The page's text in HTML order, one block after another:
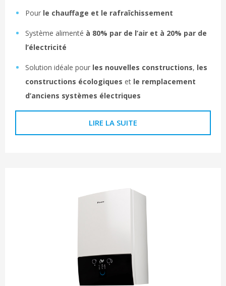
Pour le chauffage et le rafraîchissement
Système alimenté à 80% par de l’air et à 20% par de
l’électricité
Solution idéale pour les nouvelles constructions, les
constructions écologiques et le remplacement
d’anciens systèmes électriques
LIRE LA SUITE